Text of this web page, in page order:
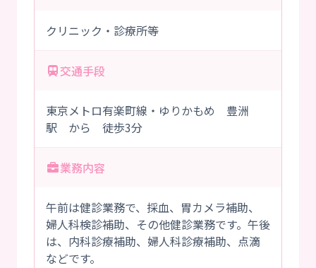
クリニック・診療所等
交通手段
東京メトロ有楽町線・ゆりかもめ 豊洲
駅 から 徒歩3分
業務内容
午前は健診業務で、採血、胃カメラ補助、
婦人科検診補助、その他健診業務です。午後
は、内科診療補助、婦人科診療補助、点滴
などです。